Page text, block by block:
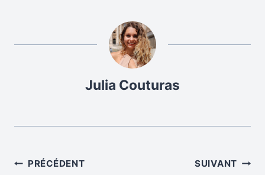
Julia Couturas
Navigation
PRÉCÉDENT SUIVANT